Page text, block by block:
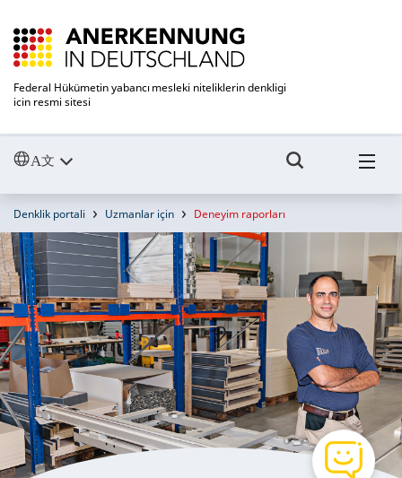
Federal Hükümetin yabancı mesleki niteliklerin denkligi
icin resmi sitesi
Denklik portali Uzmanlar için Deneyim raporları